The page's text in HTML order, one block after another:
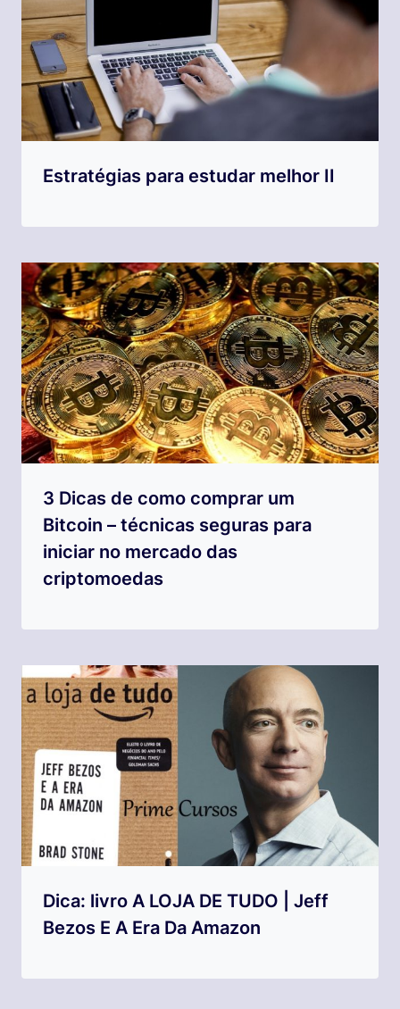
Estratégias para estudar melhor II
3 Dicas de como comprar um
Bitcoin – técnicas seguras para
iniciar no mercado das
criptomoedas
Dica: livro A LOJA DE TUDO | Jeff
Bezos E A Era Da Amazon